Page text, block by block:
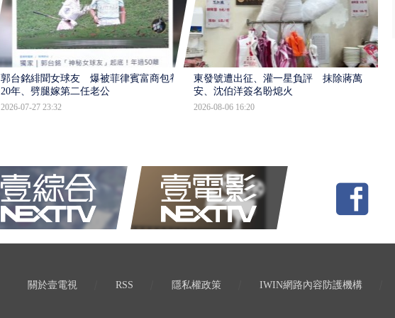
郭台銘緋聞女球友 爆被菲律賓富商包養
20年、劈腿嫁第二任老公
2026-07-27 23:32
東發號遭出征、灌一星負評 抹除蔣萬
安、沈伯洋簽名盼熄火
2026-08-06 16:20
關於壹電視 RSS 隱私權政策 IWIN網路內容防護機構